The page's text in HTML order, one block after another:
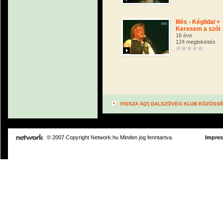
Illés - Kéglidal +
Keresem a szót
16 éve
124 megtekintés
VISSZA A(Z) DALSZÖVEG KLUB
© 2007 Copyright Network.hu Minden jog fenntartva.